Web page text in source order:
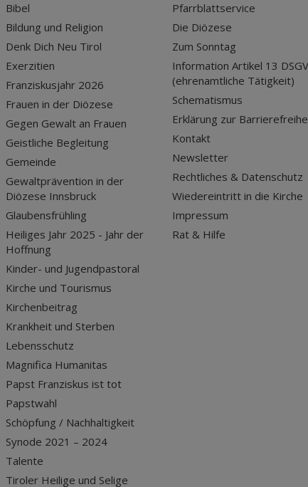
Bibel
Bildung und Religion
Denk Dich Neu Tirol
Exerzitien
Franziskusjahr 2026
Frauen in der Diözese
Gegen Gewalt an Frauen
Geistliche Begleitung
Gemeinde
Gewaltprävention in der
Diözese Innsbruck
Glaubensfrühling
Heiliges Jahr 2025 - Jahr der
Hoffnung
Kinder- und Jugendpastoral
Kirche und Tourismus
Kirchenbeitrag
Krankheit und Sterben
Lebensschutz
Magnifica Humanitas
Papst Franziskus ist tot
Papstwahl
Schöpfung / Nachhaltigkeit
Synode 2021 – 2024
Talente
Tiroler Heilige und Selige
Pfarrblattservice
Die Diözese
Zum Sonntag
Information Artikel 13
(ehrenamtliche Tätigkeit)
Schematismus
Erklärung zur
Kontakt
Newsletter
Rechtliches & Datenschutz
Wiedereintritt in die Kirche
Impressum
Rat & Hilfe